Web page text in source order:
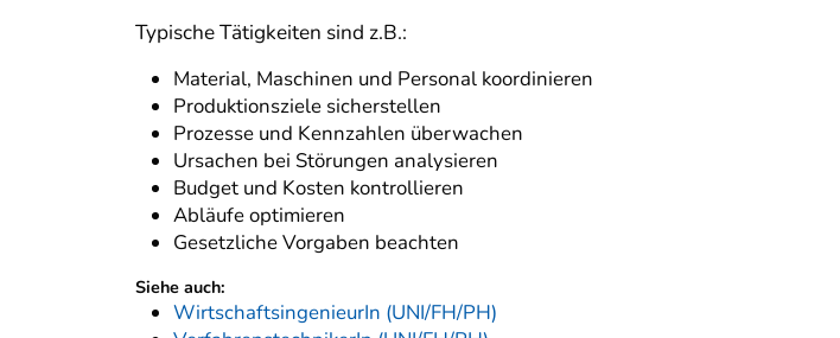
Typische Tätigkeiten sind z.B.:
Material, Maschinen und Personal koordinieren
Produktionsziele sicherstellen
Prozesse und Kennzahlen überwachen
Ursachen bei Störungen analysieren
Budget und Kosten kontrollieren
Abläufe optimieren
Gesetzliche Vorgaben beachten
Siehe auch:
WirtschaftsingenieurIn (UNI/FH/PH)